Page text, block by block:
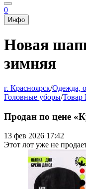
0
Инфо
Новая
зимняя
г. Красноярск/Одежда,
Головные уборы/Товар
Продан по цене
13 фев 2026 17:42
Этот лот уже не